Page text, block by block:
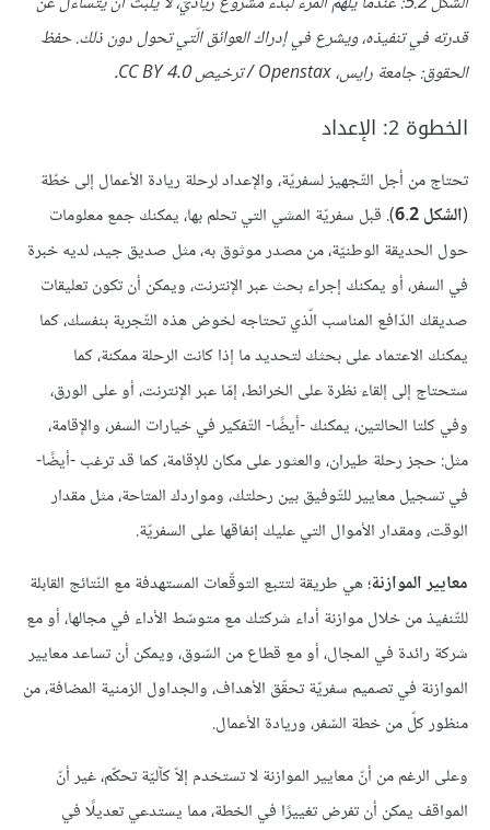
قدرته في تنفيذه، ويشرع في إدراك العوائق الّتي تحول دون ذلك. حفظ
الحقوق: جامعة رايس، Openstax / ترخيص CC BY 4.0.
الخطوة 2: الإعداد
تحتاج من أجل التّجهيز لسفريّة، والإعداد لرحلة ريادة الأعمال إلى خطّة
(الشّكل 6.2
). قبل سفريّة المشي التي تحلم بها، يمكنك جمع معلومات
حول الحديقة الوطنيّة، من مصدر موثوق به، مثل صديق جيد، لديه خبرة
في السفر، أو يمكنك إجراء بحث عبر الإنترنت، ويمكن أن تكون تعليقات
صديقك الدّافع المناسب الّذي تحتاجه لخوض هذه التّجربة بنفسك، كما
يمكنك الاعتماد على بحثك لتحديد ما إذا كانت الرحلة ممكنة، كما
ستحتاج إلى إلقاء نظرة على الخرائط، إمّا عبر الإنترنت، أو على الورق،
وفي كلتا الحالتين، يمكنك -أيضًا- التّفكير في خيارات السفر، والإقامة،
مثل: حجز رحلة طيران، والعثور على مكان للإقامة، كما قد ترغب -أيضًا-
في تسجيل معايير للتّوفيق بين رحلتك، ومواردك المتاحة، مثل مقدار
الوقت، ومقدار الأموال التي عليك إنفاقها على السفريّة.
معايير الموازنة؛ هي طريقة لتتبع التوقّعات المستهدفة مع النّتائج القابلة
للتّنفيذ من خلال موازنة أداء شركتك مع متوسّط الأداء في مجالها، أو مع
شركة رائدة في المجال، أو مع قطاع من السّوق، ويمكن أن تساعد معايير
الموازنة في تصميم سفريّة تحقّق الأهداف، والجداول الزمنية المضافة، من
منظور كلّ من خطة السّفر، وريادة الأعمال.
وعلى الرغم من أنّ معايير الموازنة لا تستخدم إلاّ كآليّة تحكّم، غير أنّ
المواقف يمكن أن تفرض تغييرًا في الخطة، مما يستدعي تعديلًا في